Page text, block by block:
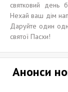
святковий день
Нехай ваш дім
Даруйте один
святої Пасхи!
Анонси